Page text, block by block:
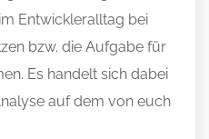
Entwickleralltag bei
bzw. die Aufgabe für
Es handelt sich dabei
auf dem von euch